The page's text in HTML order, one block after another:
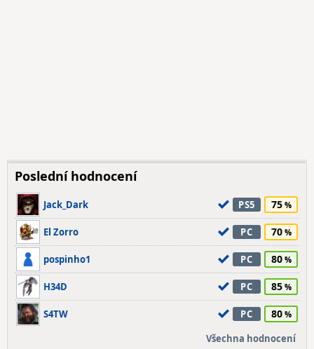
Poslední hodnocení
Jack_Dark PS5 75
El Zorro PC 70
pospinho1 PC 80
H34D PC 85
S4TW PC 80
Všechna hodnocení